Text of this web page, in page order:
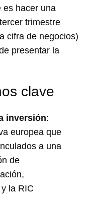
es hacer una
trimestre
cifra de negocios)
presentar la
clave
inversión:
europea que
a una
de
la RIC